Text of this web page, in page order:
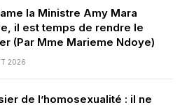
la Ministre Amy Mara
il est temps de rendre le
(Par Mme Marieme Ndoye)
2026
de l’homosexualité : il ne